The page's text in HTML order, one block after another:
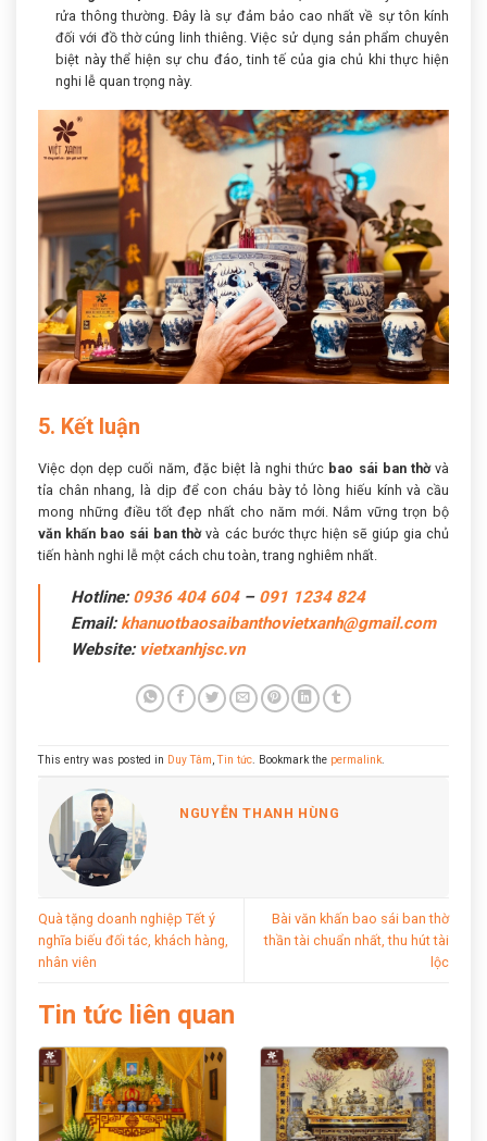
rửa thông thường. Đây là sự đảm bảo cao nhất về sự tôn kính
đối với đồ thờ cúng linh thiêng. Việc sử dụng sản phẩm chuyên
biệt này thể hiện sự chu đáo, tinh tế của gia chủ khi thực hiện
nghi lễ quan trọng này.
5. Kết luận
Việc dọn dẹp cuối năm, đặc biệt là nghi thức bao sái ban thờvà
tỉa chân nhang, là dịp để con cháu bày tỏ lòng hiếu kính và cầu
mong những điều tốt đẹp nhất cho năm mới. Nắm vững trọn bộ
văn khấn bao sái ban thờvà các bước thực hiện sẽ giúp gia chủ
tiến hành nghi lễ một cách chu toàn, trang nghiêm nhất.
Hotline: 0936 404 604– 091 1234 824
Email: khanuotbaosaibanthovietxanh@gmail.com
Website: vietxanhjsc.vn
This entry was posted in Duy Tâm ,Tin tức . Bookmark the permalink
NGUYỄN THANH HÙNG
Quà tặng doanh nghiệp Tết ý
nghĩa biếu đối tác, khách hàng,
nhân viên
Bài văn khấn bao sái ban thờ
thần tài chuẩn nhất, thu hút tài
lộc
Tin tức liên quan